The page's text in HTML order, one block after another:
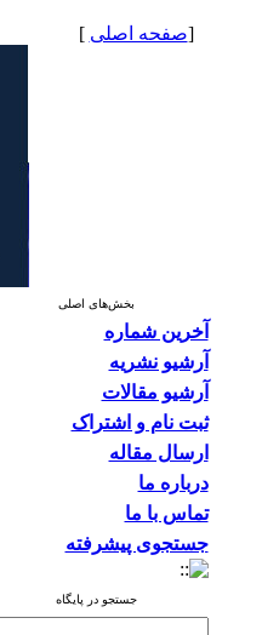
[صفحه اصلی ]
بخش‌های اصلی
آخرین شماره
آرشیو نشریه
آرشیو مقالات
ثبت نام و اشتراک
ارسال مقاله
درباره ما
تماس با ما
جستجوی پیشرفته
جستجو در پایگاه